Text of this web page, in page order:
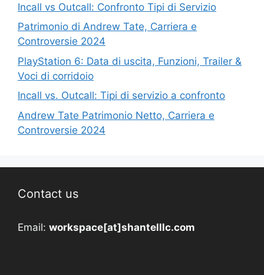
Incall vs Outcall: Confronto Tipi di Servizio
Patrimonio di Andrew Tate, Carriera e
Controversie 2024
PlayStation 6: Data di uscita, Funzioni, Trailer &
Voci di corridoio
Incall vs. Outcall: Tipi di servizio a confronto
Andrew Tate Patrimonio Netto, Carriera e
Controversie 2024
Contact us
Email: workspace[at]shantelllc.com